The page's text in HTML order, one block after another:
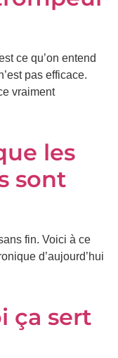
ce qu’on entend
pas efficace.
vraiment
les
sont
fin. Voici à ce
d’aujourd’hui
ça sert